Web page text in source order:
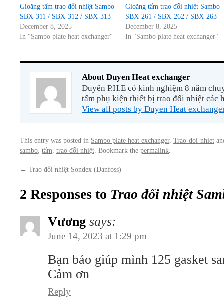
Gioăng tấm trao đổi nhiệt Sambo
SBX-311 / SBX-312 / SBX-313
December 8, 2025
In "Sambo plate heat exchanger"
Gioăng tấm trao đổi nhiệt Sambo
SBX-261 / SBX-262 / SBX-263
December 8, 2025
In "Sambo plate heat exchanger"
About Duyen Heat exchanger
Duyên P.H.E có kinh nghiệm 8 năm
tấm phụ kiện thiết bị trao đổi nhiệt các
View all posts by Duyen Heat
This entry was posted in Sambo plate heat exchanger, Trao-doi-nhiet
sambo tấm trao đổi nhiệt . Bookmark the permalink
← Trao đổi nhiệt Sondex (Danfoss)
2 Responses to Trao đổi nhiệt
Vương says:
June 14, 2023 at 1:29 pm
Bạn báo giúp mình 125 gasket
Cảm ơn
Reply